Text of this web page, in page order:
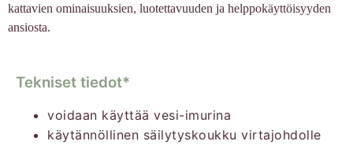
kattavien ominaisuuksien, luotettavuuden ja helppokäyttöisyyden
ansiosta.
Tekniset tiedot*
voidaan käyttää vesi-imurina
käytännöllinen säilytyskoukku virtajohdolle